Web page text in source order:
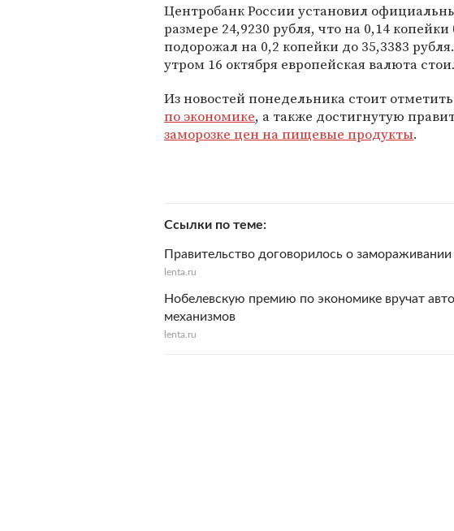
Центробанк России установил
размере 24,9230 рубля, что на 0,14
подорожал на 0,2 копейки до 35,3383
утром 16 октября европейская валюта
Из новостей понедельника стоит отметить
по экономике, а также достигнутую
заморозке цен на пищевые продукты.
Ссылки по теме
Правительство договорилось о
lenta.ru
Нобелевскую премию по экономике вручат
механизмов
lenta.ru